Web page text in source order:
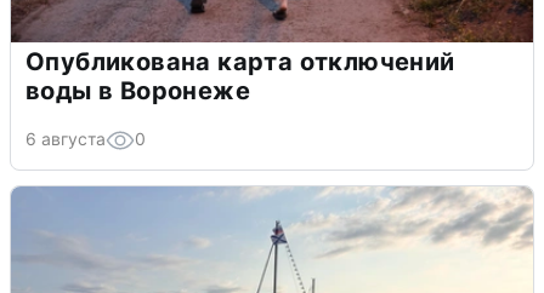
Опубликована карта отключений
воды в Воронеже
6 августа 0